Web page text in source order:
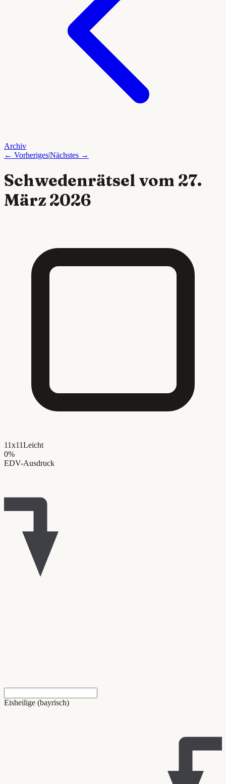
Archiv
← Vorheriges|Nächstes →
Schwedenrätsel vom 27.
März 2026
11x11Leicht
0%
EDV-Ausdruck
Eisheilige (bayrisch)